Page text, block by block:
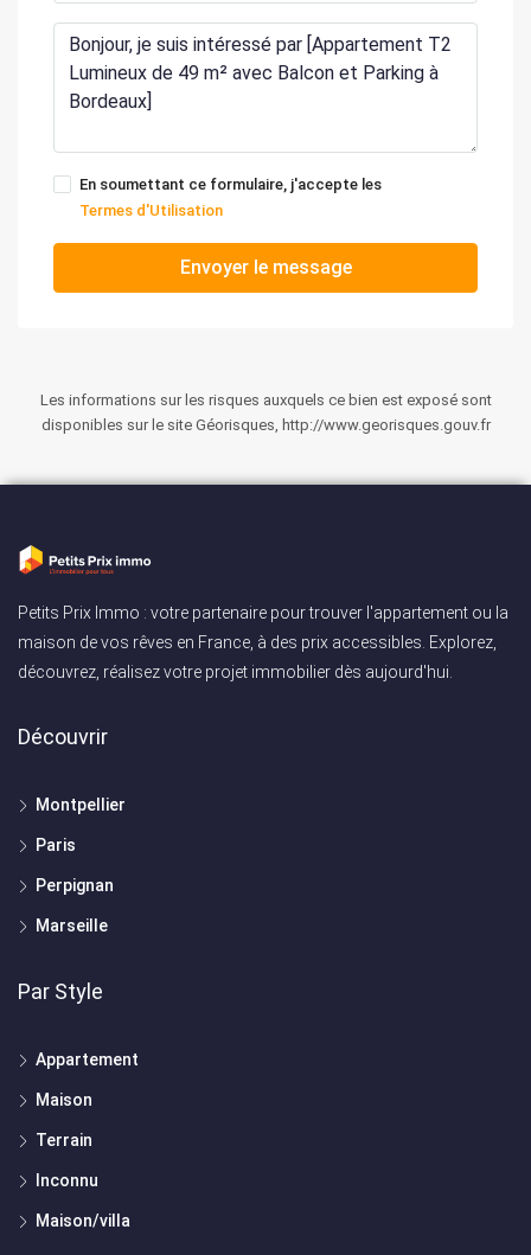
En soumettant ce formulaire, j'accepte les
Termes d'Utilisation
Envoyer le message
Les informations sur les risques auxquels ce bien est exposé sont
disponibles sur le site Géorisques, http://www.georisques.gouv.fr
Petits Prix Immo : votre partenaire pour trouver l'appartement ou la
maison de vos rêves en France, à des prix accessibles. Explorez,
découvrez, réalisez votre projet immobilier dès aujourd'hui.
Découvrir
Montpellier
Paris
Perpignan
Marseille
Par Style
Appartement
Maison
Terrain
Inconnu
Maison/villa